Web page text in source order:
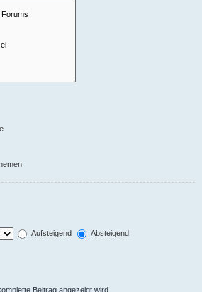
Aufsteigend
Absteigend
Beitrag angezeigt wird.